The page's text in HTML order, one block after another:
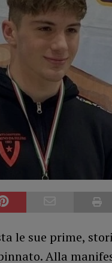
le sue prime,
Alla